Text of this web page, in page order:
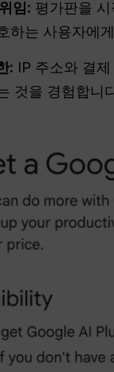
임: 평가판을
하는 사용자에
: IP 주소와 결
것을 경험합니